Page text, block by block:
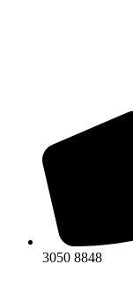
3050 8848